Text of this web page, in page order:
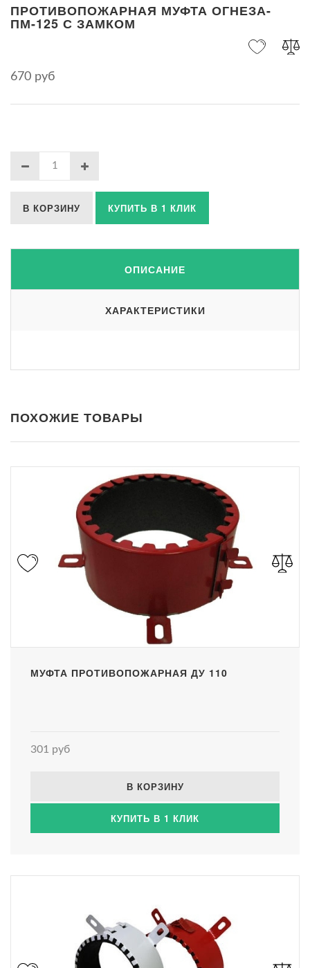
ПРОТИВОПОЖАРНАЯ МУФТА ОГНЕЗА-
ПМ-125 С ЗАМКОМ
670 руб
В КОРЗИНУ КУПИТЬ В 1 КЛИК
ОПИСАНИЕ
ХАРАКТЕРИСТИКИ
ПОХОЖИЕ ТОВАРЫ
МУФТА ПРОТИВОПОЖАРНАЯ ДУ 110
301 руб
В КОРЗИНУ
КУПИТЬ В 1 КЛИК